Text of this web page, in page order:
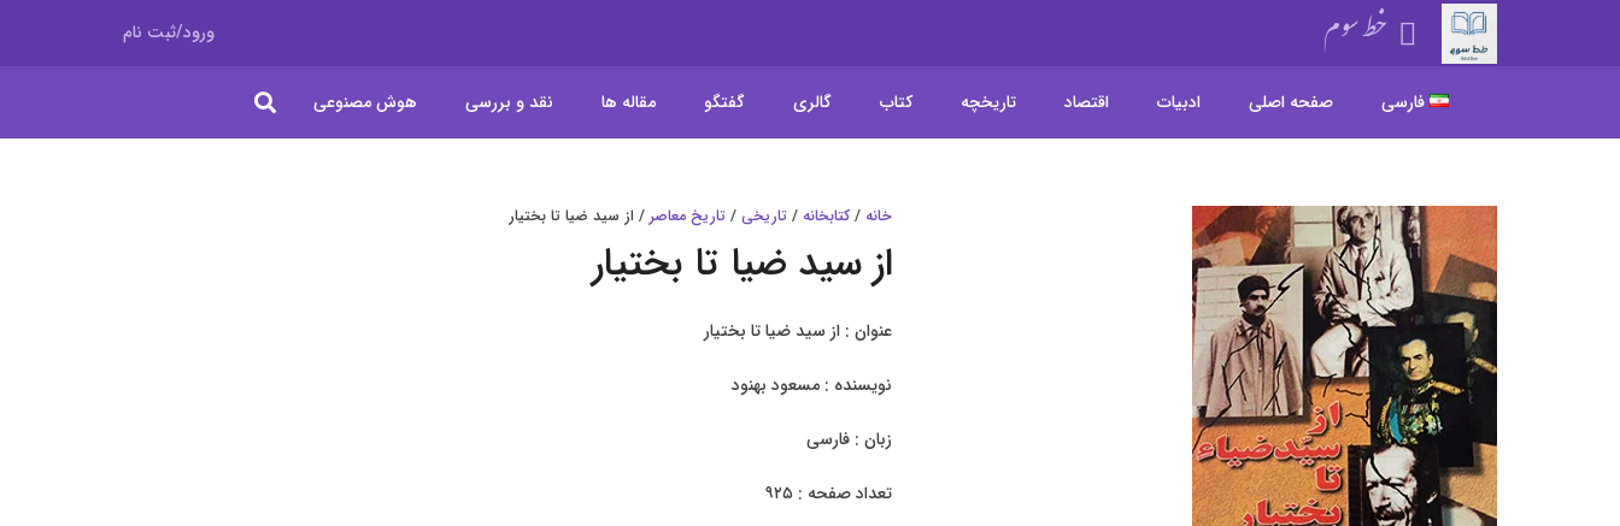
خط سوم ورود/ثبت نام
فارسی صفحه اصلی ادبیات اقتصاد تاریخچه کتاب گالری گفتگو مقاله ها نقد و بررسی هوش مصنوعی
خانه / کتابخانه / تاریخی/ تاریخ معاصر/ از سید ضیا تا بختیار
از سید ضیا تا بختیار
عنوان : از سید ضیا تا بختیار
نویسنده : مسعود بهنود
زبان : فارسی
تعداد صفحه : ۹۲۵